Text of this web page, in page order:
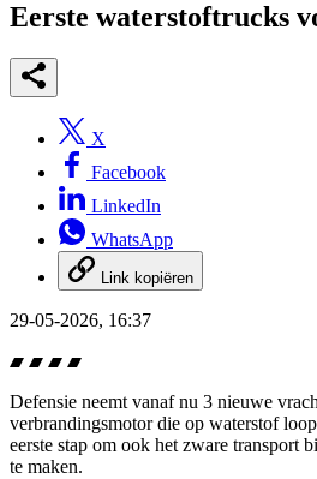
Eerste waterstoftrucks
X
Facebook
LinkedIn
WhatsApp
Link kopiëren
29-05-2026, 16:37
Defensie neemt vanaf nu 3 nieuwe
verbrandingsmotor die op waterstof
eerste stap om ook het zware transport
te maken.